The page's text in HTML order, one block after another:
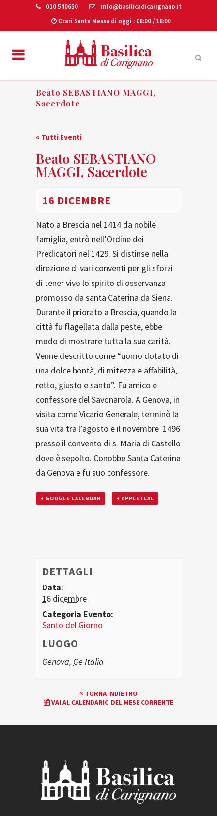
010 540650
info@basilicadicarignano.it
Orari Santa Messa di oggi : 08:00 / 18:00
Beato SEBASTIANO MAGGI,
Sacerdote
« Tutti Eventi
Beato SEBASTIANO
MAGGI, Sacerdote
16 DICEMBRE
Nato a Brescia nel 1414 da nobile
famiglia, entrò nell’Ordine dei
Predicatori nel 1429. Si distinse nella
direzione di vari conventi per gli sforzi
di tener vivo lo spirito di osservanza
promosso da santa Caterina da Siena.
Durante il priorato a Brescia, quando la
città fu flagellata dalla peste, ebbe
modo di mostrare tutta la sua carità.
Venne descritto come “uomo dotato di
una dolce bontà, di mitezza e affabilità,
retto, giusto e santo”. Fu amico e
confessore del Savonarola. A Genova, in
visita come Vicario Generale, terminò la
sua vita tra l’agosto e il novembre 1496
presso il convento di s. Maria di Castello
dove è sepolto. Conobbe Santa Caterina
da Genova e fu suo confessore.
+ GOOGLE CALENDAR + APPLE ICAL
DETTAGLI
Data:
16 dicembre
Categoria Evento:
Santo del Giorno
LUOGO
Genova, Ge Italia
EVENTO
NAVIGATION
TORNA INDIETRO
VAI AL CALENDARIO DEL MESE CORRENTE